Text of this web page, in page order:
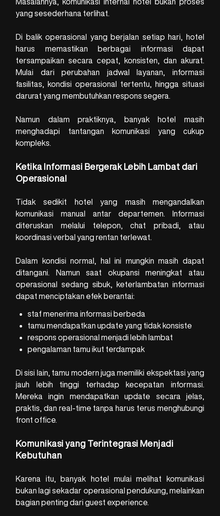
yang sesederhana terlihat.
Di balik operasional yang berjalan setiap hari, hotel
harus memastikan berbagai informasi dapat
tersampaikan secara cepat, konsisten, dan akurat.
Mulai dari perubahan jadwal layanan, informasi
fasilitas, kondisi operasional tertentu, hingga situasi
darurat yang membutuhkan respons segera.
Namun dalam praktiknya, banyak hotel masih
menghadapi tantangan komunikasi yang cukup
kompleks.
Ketika Informasi Bergerak Lebih Lambat dari
Operasional
Tidak sedikit hotel yang masih mengandalkan
komunikasi manual antar departemen. Informasi
diteruskan melalui telepon, chat pribadi, atau
koordinasi verbal yang rentan terlewat.
Dalam kondisi normal, hal ini mungkin masih dapat
ditangani. Namun saat okupansi meningkat atau
operasional sedang sibuk, keterlambatan informasi
dapat menciptakan efek berantai:
staf menerima informasi berbeda
tamu mendapatkan update yang tidak konsiste
respons operasional menjadi lebih lambat
pengalaman tamu ikut terdampak
Di sisi lain, tamu modern juga memiliki ekspektasi yang
jauh lebih tinggi terhadap kecepatan informasi.
Mereka ingin mendapatkan update secara jelas,
praktis, dan real-time tanpa harus terus menghubungi
front office.
Komunikasi yang Terintegrasi Menjadi
Kebutuhan
Karena itu, banyak hotel mulai melihat komunikasi
bukan lagi sekadar operasional pendukung, melainkan
bagian penting dari guest experience.